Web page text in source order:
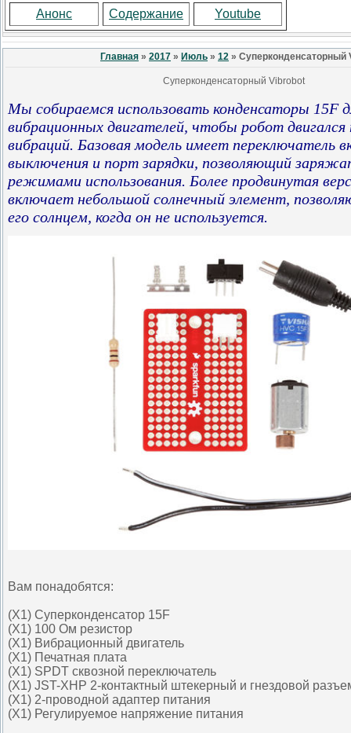
Анонс Содержание Youtube
Главная » 2017 » Июль » 12 » Суперконденсаторный
Суперконденсаторный Vibrobot
Мы собираемся использовать конденсаторы 15F
вибрационных двигателей, чтобы робот
вибраций. Базовая модель имеет переключатель
выключения и порт зарядки, позволяющий
режимами использования. Более продвинутая
включает небольшой солнечный элемент,
его солнцем, когда он не используется.
Вам понадобятся:
(X1) Суперконденсатор 15F
(X1) 100 Ом резистор
(X1) Вибрационный двигатель
(X1) Печатная плата
(X1) SPDT сквозной переключатель
(X1) JST-XHP 2-контактный штекерный и гнездовой
(X1) 2-проводной адаптер питания
(X1) Регулируемое напряжение питания